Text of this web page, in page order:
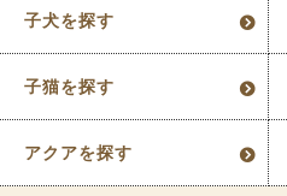
子犬を探す
子猫を探す
アクアを探す